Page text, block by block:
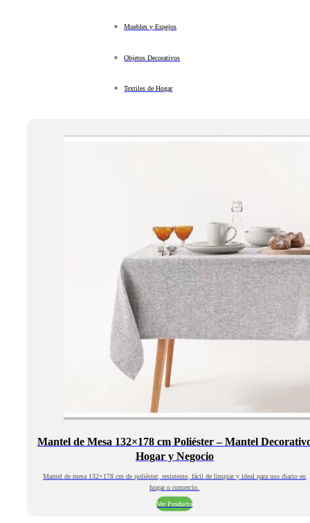
Muebles y Espejos
Objetos Decorativos
Textiles de Hogar
Mantel de Mesa 132×178 cm Poliéster – Mantel
Hogar y Negocio
Mantel de mesa 132×178 cm de poliéster, resistente, fácil de limpiar y ideal para uso diario en
hogar o comercio.
Ver Producto